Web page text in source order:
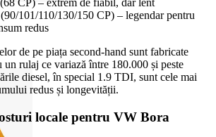
101/110/130/150 CP) – legendar pentru
redus
de pe piața second-hand sunt fabricate
rulaj ce variază între 180.000 și peste
diesel, în special 1.9 TDI, sunt cele mai
redus și longevității.
locale pentru VW Bora